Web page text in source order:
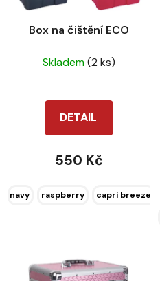
Box na čištění ECO
Skladem(2 ks)
DETAIL
550 Kč
navy raspberry capri breeze